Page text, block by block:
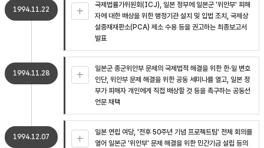
1994.11.22
국제법률가위원회(ICJ), 일본 정부에 일본군 '위안부' 피해
자에 대한 배상을 위한 행정기관 설치 및 입법 조치, 국제상
설중재재판소(PCA) 제소 수용 등을 권고하는 최종보고서
발표
1994.11.28
일본군 종군위안부 문제의 국제법적 해결을 위한 한·일 변호
인단, 위안부 문제 해결을 위한 공동 세미나를 열고, 일본 정
부가 피해자 개인에게 직접 배상할 것 등을 촉구하는 공동선
언문 채택
1994.12.07
일본 연립 여당, '전후 50주년 기념 프로젝트팀' 전체 회의를
열어 일본군 '위안부' 문제 해결을 위한 민간기금 설립 등의